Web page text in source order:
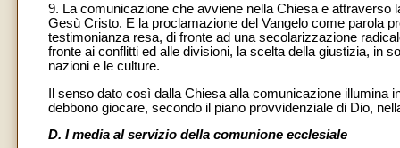
9. La comunicazione che avviene nella Chiesa e
Gesù Cristo. E la proclamazione del Vangelo come parola
testimonianza resa, di fronte ad una secolarizzazione
fronte ai conflitti ed alle divisioni, la scelta della giustizia, in
nazioni e le culture.
Il senso dato così dalla Chiesa alla comunicazione illumina
debbono giocare, secondo il piano provvidenziale di Dio,
D. I media al servizio della comunione ecclesiale